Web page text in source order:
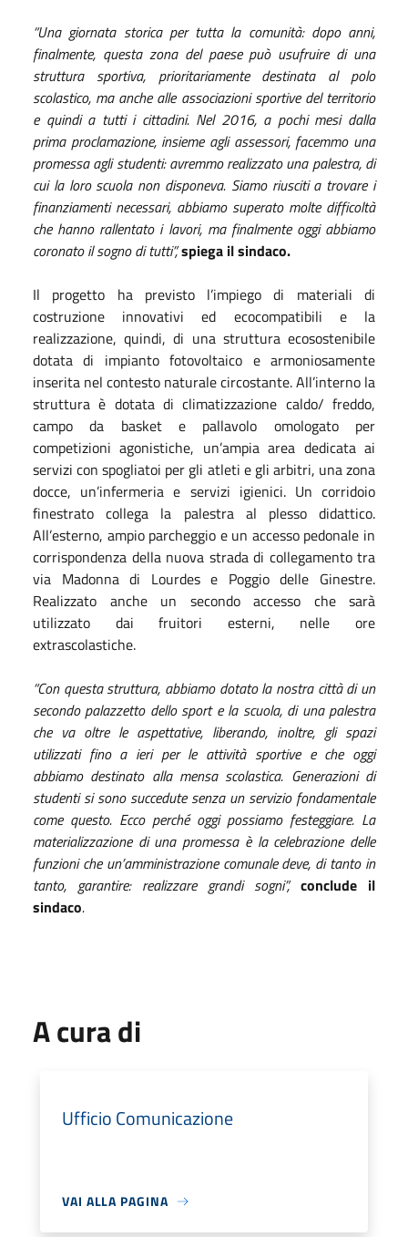
“Una giornata storica per tutta la comunità: dopo anni,
finalmente, questa zona del paese può usufruire di una
struttura sportiva, prioritariamente destinata al polo
scolastico, ma anche alle associazioni sportive del territorio
e quindi a tutti i cittadini. Nel 2016, a pochi mesi dalla
prima proclamazione, insieme agli assessori, facemmo una
promessa agli studenti: avremmo realizzato una palestra, di
cui la loro scuola non disponeva. Siamo riusciti a trovare i
finanziamenti necessari, abbiamo superato molte difficoltà
che hanno rallentato i lavori, ma finalmente oggi abbiamo
coronato il sogno di tutti”,spiega il sindaco.
Il progetto ha previsto l’impiego di materiali di
costruzione innovativi ed ecocompatibili e la
realizzazione, quindi, di una struttura ecosostenibile
dotata di impianto fotovoltaico e armoniosamente
inserita nel contesto naturale circostante. All’interno la
struttura è dotata di climatizzazione caldo/ freddo,
campo da basket e pallavolo omologato per
competizioni agonistiche, un’ampia area dedicata ai
servizi con spogliatoi per gli atleti e gli arbitri, una zona
docce, un’infermeria e servizi igienici. Un corridoio
finestrato collega la palestra al plesso didattico.
All’esterno, ampio parcheggio e un accesso pedonale in
corrispondenza della nuova strada di collegamento tra
via Madonna di Lourdes e Poggio delle Ginestre.
Realizzato anche un secondo accesso che sarà
utilizzato dai fruitori esterni, nelle ore
extrascolastiche.
“Con questa struttura, abbiamo dotato la nostra città di un
secondo palazzetto dello sport e la scuola, di una palestra
che va oltre le aspettative, liberando, inoltre, gli spazi
utilizzati fino a ieri per le attività sportive e che oggi
abbiamo destinato alla mensa scolastica. Generazioni di
studenti si sono succedute senza un servizio fondamentale
come questo. Ecco perché oggi possiamo festeggiare. La
materializzazione di una promessa è la celebrazione delle
funzioni che un’amministrazione comunale deve, di tanto in
tanto, garantire: realizzare grandi sogni”,conclude il
sindaco.
A cura di
Ufficio Comunicazione
VAI ALLA PAGINA